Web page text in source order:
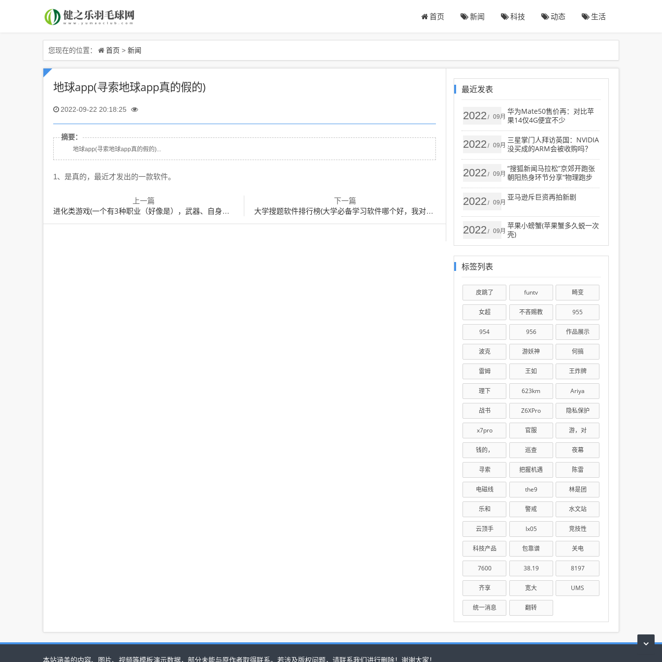
首页 新闻 科技 动态 生活
您现在的位置： 首页 > 新闻
地球app(寻索地球app真的假的)
2022-09-22 20:18:25
摘要：
地球app(寻索地球app真的假的)...
1、是真的，最近才发出的一款软件。
上一篇
进化类游戏(一个有3种职业（好像是），武器、自身都可以进化的闯关型单机游戏)
下一篇
大学搜题软件排行榜(大学必备学习软件哪个好，我对比的几个，大家帮我分析下)
最近发表
2022 / 09月
华为Mate50售价再：对比苹
果14仅4G便宜不少
2022 / 09月
三星掌门人拜访英国：NVIDIA
没买成的ARM会被收购吗？
2022 / 09月
“搜狐新闻马拉松”京郊开跑张
朝阳热身环节分享“物理跑步
法”
2022 / 09月
亚马逊斥巨资再拍新剧
2022 / 09月
苹果小螃蟹(苹果蟹多久蜕一次
壳)
标签列表
皮跳了 funtv 畸变
女超 不吝赐教 955
954 956 作品展示
波克 游妖神 何搞
雷姆 王如 王炸牌
理下 623km Ariya
战书 Z6XPro 隐私保护
x7pro 官服 游，对
钱的， 巡查 夜幕
寻索 把握机遇 陈雷
电磁线 the9 林是团
乐和 警戒 水文站
云顶手 lx05 竞技性
科技产品 包靠谱 关电
7600 38.19 8197
齐享 宽大 UMS
统一消息 翻转
本站涵盖的内容、图片、视频等模板演示数据，部分未能与原作者取得联系。若涉及版权问题，请联系我们进行删除！谢谢大家！